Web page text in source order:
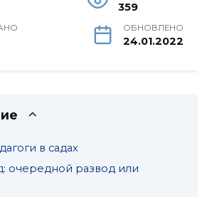
359
ОБНОВЛЕНО
24.01.2022
в садах
очередной развод или